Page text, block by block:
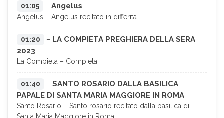
01:05 – Angelus
Angelus – Angelus recitato in differita
01:20 – LA COMPIETA PREGHIERA DELLA SERA
2023
La Compieta – Compieta
01:40 – SANTO ROSARIO DALLA BASILICA
PAPALE DI SANTA MARIA MAGGIORE IN ROMA
Santo Rosario – Santo rosario recitato dalla basilica di
Santa Maria Maggiore in Roma